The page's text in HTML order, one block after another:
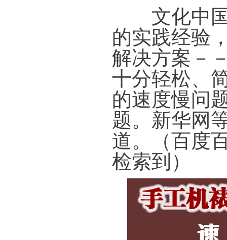
文化中国
的实践经验
解决方案－
十分轻松、
的速度慢问
题。新华网
道。（百度
检索到）